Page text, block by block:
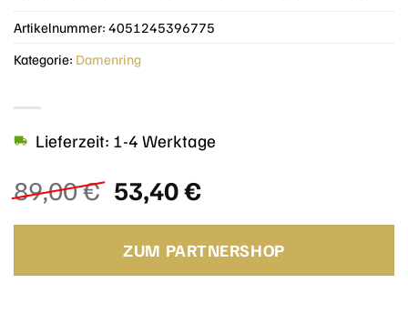
89,00€ Ursprünglicher
Preis
war:
89,00 €
53,40€Aktueller
ist:
53,40 €.
Lieferzeit: 1-4 Werktage
ZUM PARTNERSHOP
Artikelnummer: 4051245396775
Kategorie: Damenring